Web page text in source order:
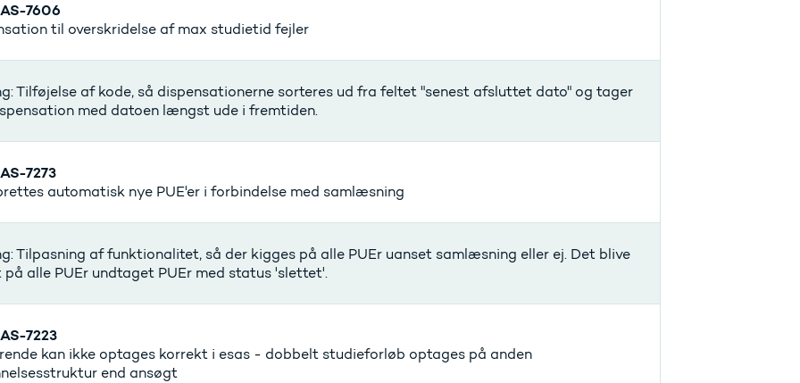
7606
til overskridelse af max studietid fejler
Tilføjelse af kode, så dispensationerne sorteres ud fra feltet "senest afsluttet dato" og tager
med datoen længst ude i fremtiden.
7273
automatisk nye PUE'er i forbindelse med samlæsning
Tilpasning af funktionalitet, så der kigges på alle PUEr uanset samlæsning eller ej. Det blive
på alle PUEr undtaget PUEr med status 'slettet'.
7223
kan ikke optages korrekt i esas - dobbelt studieforløb optages på anden
end ansøgt